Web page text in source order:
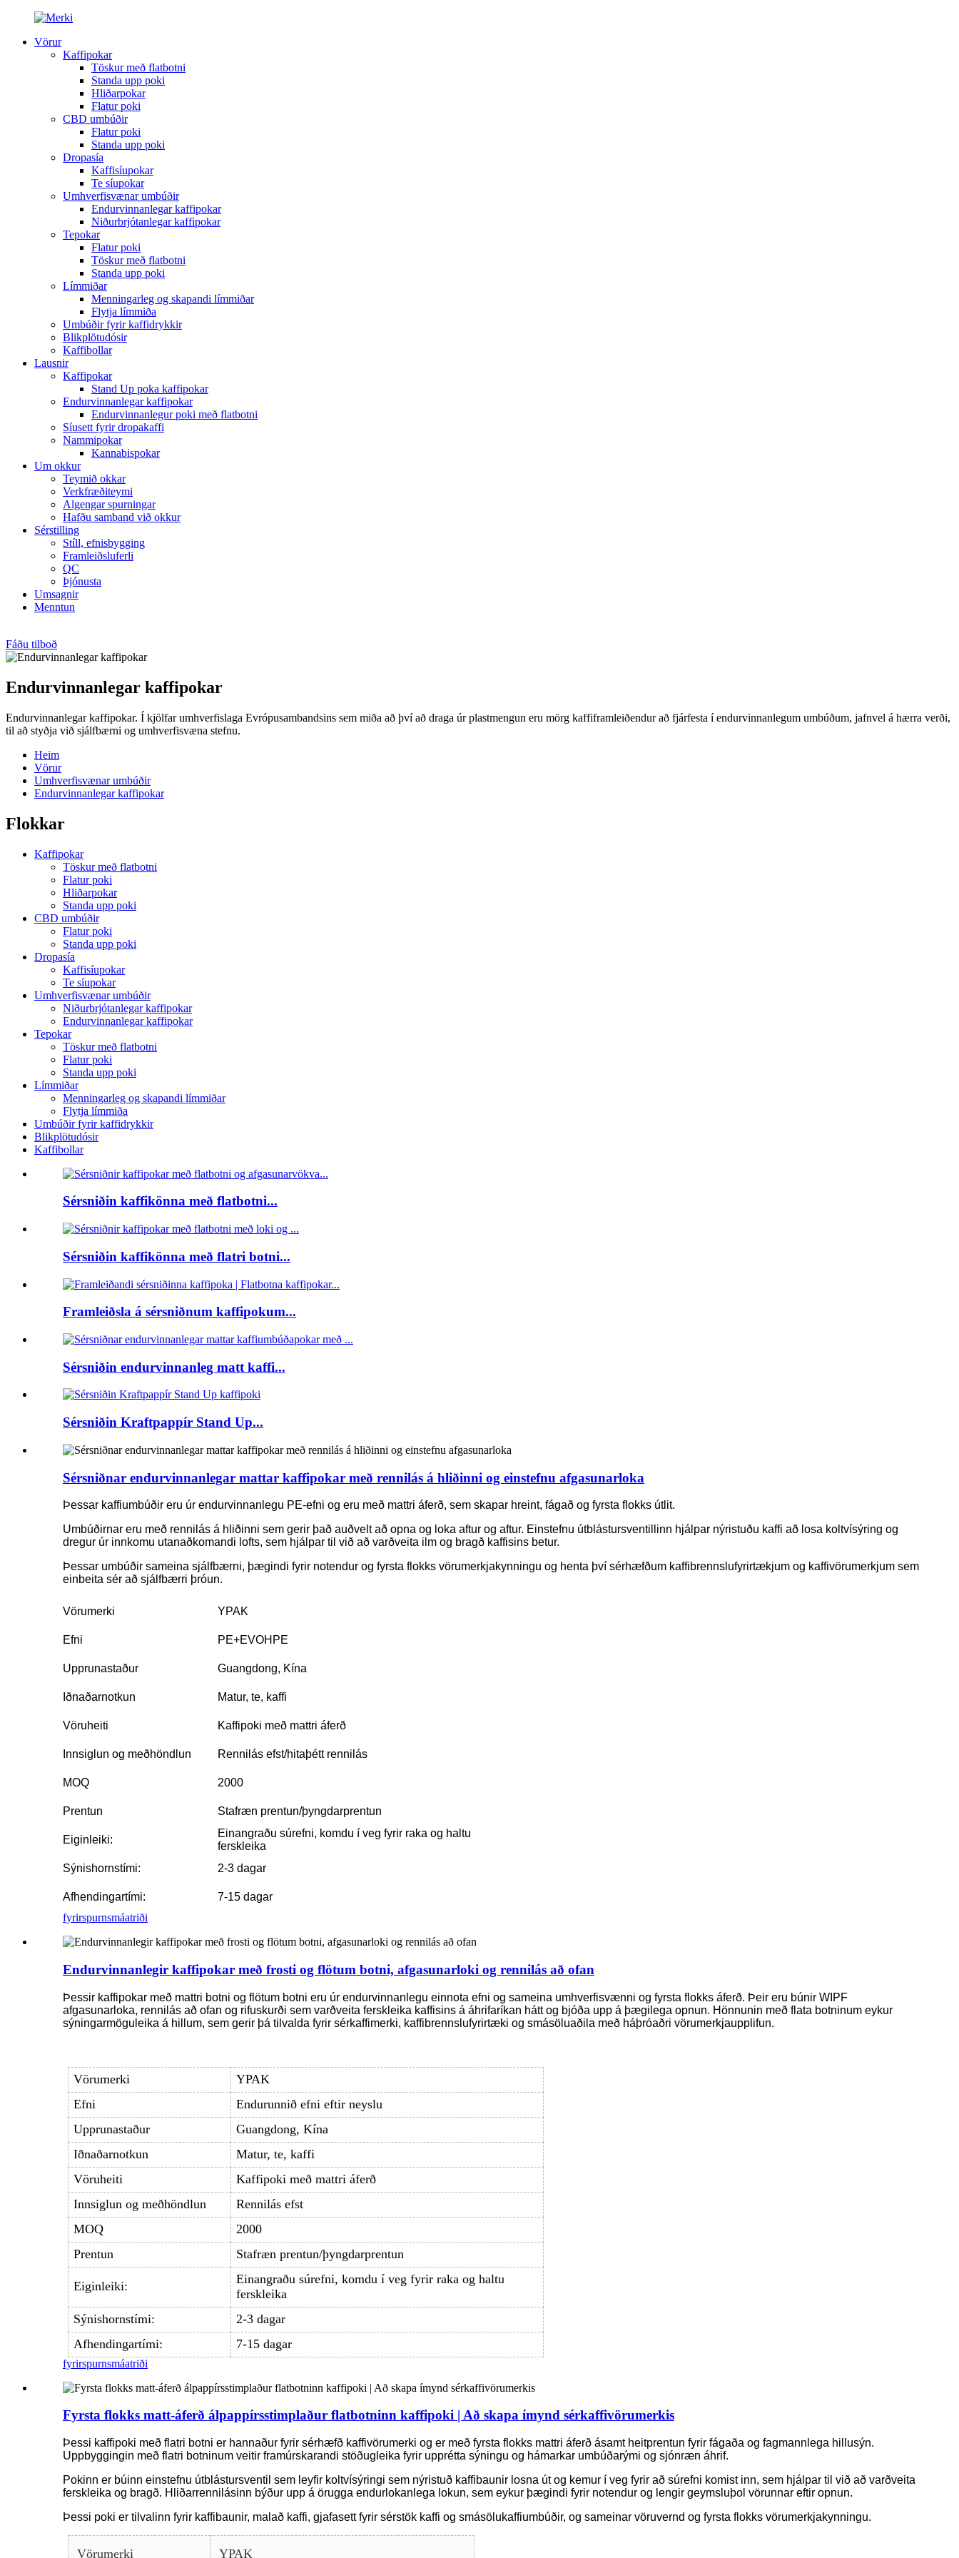
Vörur
Kaffipokar
Töskur með flatbotni
Standa upp poki
Hliðarpokar
Flatur poki
CBD umbúðir
Flatur poki
Standa upp poki
Dropasía
Kaffisíupokar
Te síupokar
Umhverfisvænar umbúðir
Endurvinnanlegar kaffipokar
Niðurbrjótanlegar kaffipokar
Tepokar
Flatur poki
Töskur með flatbotni
Standa upp poki
Límmiðar
Menningarleg og skapandi límmiðar
Flytja límmiða
Umbúðir fyrir kaffidrykkir
Blikplötudósir
Kaffibollar
Lausnir
Kaffipokar
Stand Up poka kaffipokar
Endurvinnanlegar kaffipokar
Endurvinnanlegur poki með flatbotni
Síusett fyrir dropakaffi
Nammipokar
Kannabispokar
Um okkur
Teymið okkar
Verkfræðiteymi
Algengar spurningar
Hafðu samband við okkur
Sérstilling
Stíll, efnisbygging
Framleiðsluferli
QC
Þjónusta
Umsagnir
Menntun
Fáðu tilboð
Endurvinnanlegar kaffipokar
Endurvinnanlegar kaffipokar. Í kjölfar umhverfislaga Evrópusambandsins sem miða að því að draga úr plastmengun eru mörg kaffiframleiðendur að fjárfesta í endurvinnanlegum umbúðum, jafnvel á hærra verði,
til að styðja við sjálfbærni og umhverfisvæna stefnu.
Heim
Vörur
Umhverfisvænar umbúðir
Endurvinnanlegar kaffipokar
Flokkar
Kaffipokar
Töskur með flatbotni
Flatur poki
Hliðarpokar
Standa upp poki
CBD umbúðir
Flatur poki
Standa upp poki
Dropasía
Kaffisíupokar
Te síupokar
Umhverfisvænar umbúðir
Niðurbrjótanlegar kaffipokar
Endurvinnanlegar kaffipokar
Tepokar
Töskur með flatbotni
Flatur poki
Standa upp poki
Límmiðar
Menningarleg og skapandi límmiðar
Flytja límmiða
Umbúðir fyrir kaffidrykkir
Blikplötudósir
Kaffibollar
Sérsniðin kaffikönna með flatbotni...
Sérsniðin kaffikönna með flatri botni...
Framleiðsla á sérsniðnum kaffipokum...
Sérsniðin endurvinnanleg matt kaffi...
Sérsniðin Kraftpappír Stand Up...
Sérsniðnar endurvinnanlegar mattar kaffipokar með rennilás á hliðinni og einstefnu afgasunarloka
Þessar kaffiumbúðir eru úr endurvinnanlegu PE-efni og eru með mattri áferð, sem skapar hreint, fágað og fyrsta flokks útlit.
Umbúðirnar eru með rennilás á hliðinni sem gerir það auðvelt að opna og loka aftur og aftur. Einstefnu útblástursventillinn hjálpar nýristuðu kaffi að losa koltvísýring og
dregur úr innkomu utanaðkomandi lofts, sem hjálpar til við að varðveita ilm og bragð kaffisins betur.
Þessar umbúðir sameina sjálfbærni, þægindi fyrir notendur og fyrsta flokks vörumerkjakynningu og henta því sérhæfðum kaffibrennslufyrirtækjum og kaffivörumerkjum sem
einbeita sér að sjálfbærri þróun.
Vörumerki YPAK
Efni PE+EVOHPE
Upprunastaður Guangdong, Kína
Iðnaðarnotkun Matur, te, kaffi
Vöruheiti Kaffipoki með mattri áferð
Innsiglun og meðhöndlun Rennilás efst/hitaþétt rennilás
MOQ 2000
Prentun Stafræn prentun/þyngdarprentun
Eiginleiki:
Einangraðu súrefni, komdu í veg fyrir raka og haltu
ferskleika
Sýnishornstími:
2-3 dagar
Afhendingartími:
7-15 dagar
fyrirspurnsmáatriði
Endurvinnanlegir kaffipokar með frosti og flötum botni, afgasunarloki og rennilás að ofan
Þessir kaffipokar með mattri botni og flötum botni eru úr endurvinnanlegu einnota efni og sameina umhverfisvænni og fyrsta flokks áferð. Þeir eru búnir WIPF
afgasunarloka, rennilás að ofan og rifuskurði sem varðveita ferskleika kaffisins á áhrifaríkan hátt og bjóða upp á þægilega opnun. Hönnunin með flata botninum eykur
sýningarmöguleika á hillum, sem gerir þá tilvalda fyrir sérkaffimerki, kaffibrennslufyrirtæki og smásöluaðila með háþróaðri vörumerkjaupplifun.
Vörumerki
YPAK
Efni
Endurunnið efni eftir neyslu
Upprunastaður
Guangdong, Kína
Iðnaðarnotkun
Matur, te, kaffi
Vöruheiti
Kaffipoki með mattri áferð
Innsiglun og meðhöndlun
Rennilás efst
MOQ
2000
Prentun
Stafræn prentun/þyngdarprentun
Eiginleiki:
Einangraðu súrefni, komdu í veg fyrir raka og haltu
ferskleika
Sýnishornstími:
2-3 dagar
Afhendingartími:
7-15 dagar
fyrirspurnsmáatriði
Fyrsta flokks matt-áferð álpappírsstimplaður flatbotninn kaffipoki | Að skapa ímynd sérkaffivörumerkis
Þessi kaffipoki með flatri botni er hannaður fyrir sérhæfð kaffivörumerki og er með fyrsta flokks mattri áferð ásamt heitprentun fyrir fágaða og fagmannlega hillusýn.
Uppbyggingin með flatri botninum veitir framúrskarandi stöðugleika fyrir upprétta sýningu og hámarkar umbúðarými og sjónræn áhrif.
Pokinn er búinn einstefnu útblástursventil sem leyfir koltvísýringi sem nýristuð kaffibaunir losna út og kemur í veg fyrir að súrefni komist inn, sem hjálpar til við að varðveita
ferskleika og bragð. Hliðarrennilásinn býður upp á örugga endurlokanlega lokun, sem eykur þægindi fyrir notendur og lengir geymsluþol vörunnar eftir opnun.
Þessi poki er tilvalinn fyrir kaffibaunir, malað kaffi, gjafasett fyrir sérstök kaffi og smásölukaffiumbúðir, og sameinar vöruvernd og fyrsta flokks vörumerkjakynningu.
Vörumerki YPAK